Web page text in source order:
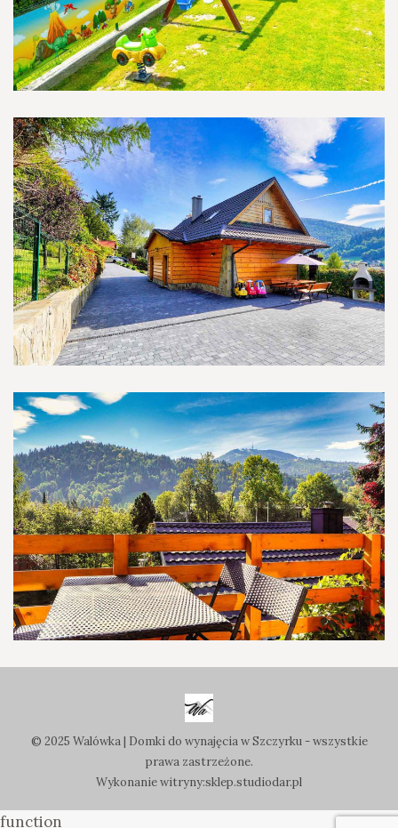
© 2025 Walówka | Domki do wynajęcia w Szczyrku - wszystkie
prawa zastrzeżone.
Wykonanie witryny:sklep.studiodar.pl
function